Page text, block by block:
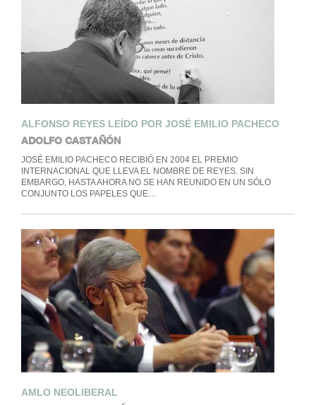
ALFONSO REYES LEÍDO POR JOSÉ EMILIO PACHECO
ADOLFO CASTAÑÓN
JOSÉ EMILIO PACHECO RECIBIÓ EN 2004 EL PREMIO
INTERNACIONAL QUE LLEVA EL NOMBRE DE REYES. SIN
EMBARGO, HASTA AHORA NO SE HAN REUNIDO EN UN SÓLO
CONJUNTO LOS PAPELES QUE…
AMLO NEOLIBERAL